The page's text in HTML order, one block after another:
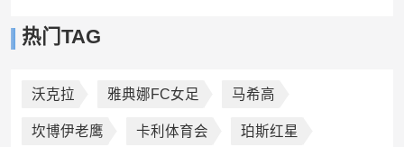
热门TAG
沃克拉 雅典娜FC女足 马希高
坎博伊老鹰 卡利体育会 珀斯红星